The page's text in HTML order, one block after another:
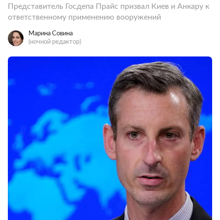
Представитель Госдепа Прайс призвал Киев и Анкару к
ответственному применению вооружений
Марина Совина
(ночной редактор)